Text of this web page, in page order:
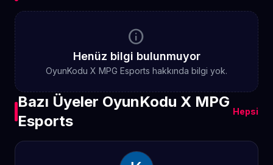
info
Henüz bilgi bulunmuyor
OyunKodu X MPG Esports hakkında bilgi yok.
Bazı Üyeler OyunKodu X MPG
Esports
Hepsi